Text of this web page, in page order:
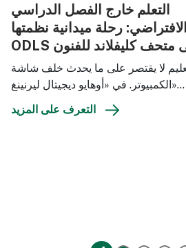
التعلم خارج الفصل الدراسي
الافتراضي: رحلة ميدانية نظمتها
لا يقتصر على ما يحدث خلف شاشة
الكمبيوتر. في «أوهايو ديجيتال ليرنينغ»…
التعرف على المزيد